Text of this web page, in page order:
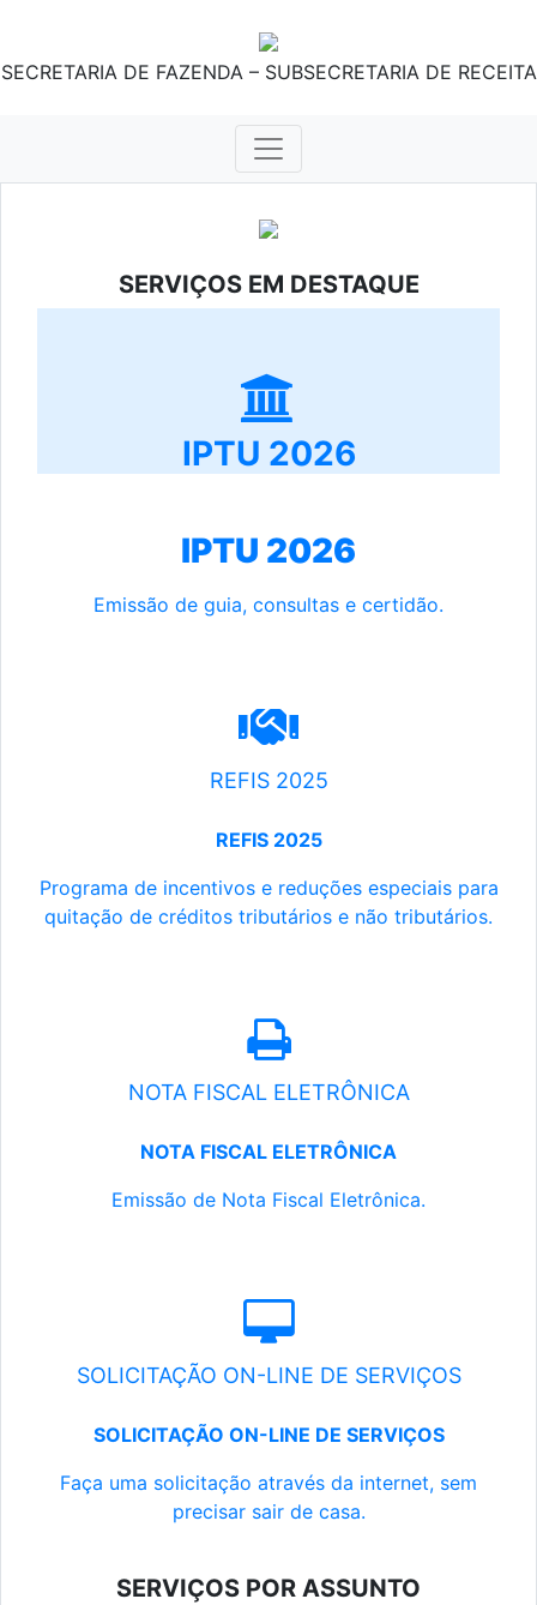
SECRETARIA DE FAZENDA – SUBSECRETARIA DE RECEITA
SERVIÇOS EM DESTAQUE
IPTU 2026
IPTU 2026
Emissão de guia, consultas e certidão.
REFIS 2025
REFIS 2025
Programa de incentivos e reduções especiais para
quitação de créditos tributários e não tributários.
NOTA FISCAL ELETRÔNICA
NOTA FISCAL ELETRÔNICA
Emissão de Nota Fiscal Eletrônica.
SOLICITAÇÃO ON-LINE DE SERVIÇOS
SOLICITAÇÃO ON-LINE DE SERVIÇOS
Faça uma solicitação através da internet, sem
precisar sair de casa.
SERVIÇOS POR ASSUNTO